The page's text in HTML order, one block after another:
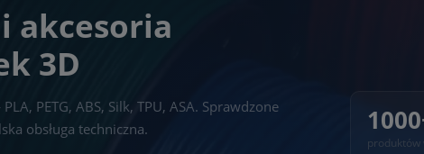
akcesoria
3D
PETG, ABS, Silk, TPU, ASA. Sprawdzone
obsługa techniczna.
produktów